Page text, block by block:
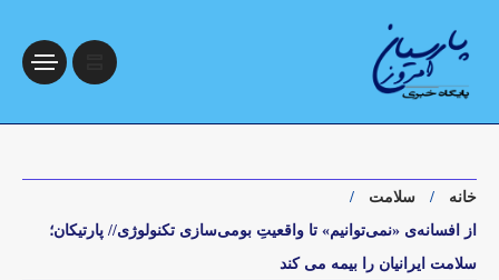
خانه
سلامت
از افسانه‌ی «نمی‌توانیم» تا واقعیتِ بومی‌سازی تکنولوژی// پارتیکان؛
سلامت ایرانیان را بیمه می کند